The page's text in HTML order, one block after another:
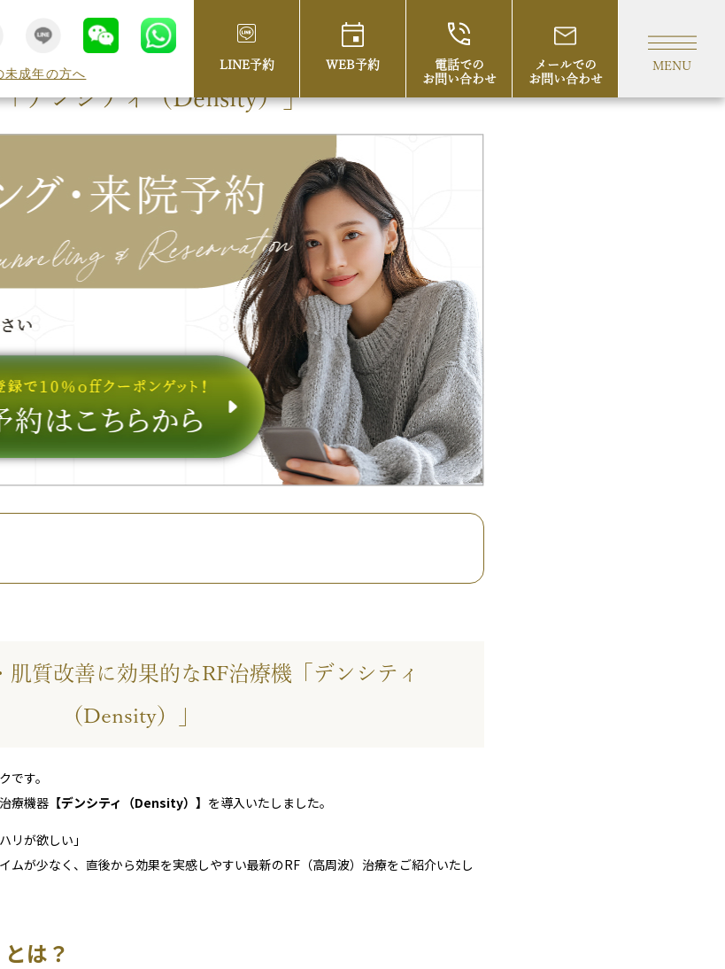
未成年の方へ
LINE予約 WEB予約
電話での
お問い合わせ
メールでの
お問い合わせ
MENU
デンシティ（Density）」
肌質改善に効果的なRF治療機「デンシティ
（Density）」
です。
療機器 【デンシティ（Density）】 を導入いたしました。
リが欲しい」
ムが少なく、直後から効果を実感しやすい最新のRF（高周波）治療をご紹介いたし
は？